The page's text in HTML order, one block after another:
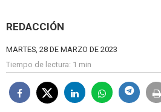
REDACCIÓN
MARTES, 28 DE MARZO DE 2023
Tiempo de lectura: 1 min